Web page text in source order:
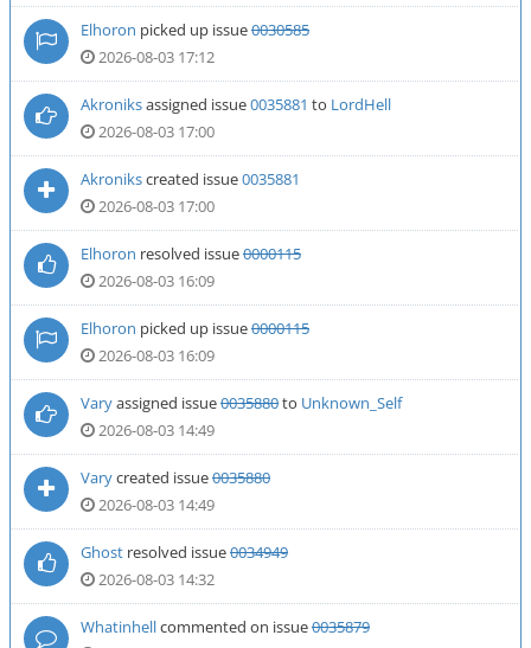
Elhoron picked up issue0030585
2026-08-03 17:12
Akroniksassigned issue0035881 to LordHell
2026-08-03 17:00
Akronikscreated issue0035881
2026-08-03 17:00
Elhoron resolved issue0000115
2026-08-03 16:09
Elhoron picked up issue0000115
2026-08-03 16:09
Varyassigned issue0035880to Unknown_Self
2026-08-03 14:49
Varycreated issue0035880
2026-08-03 14:49
Ghost resolved issue0034949
2026-08-03 14:32
Whatinhellcommented on issue0035879